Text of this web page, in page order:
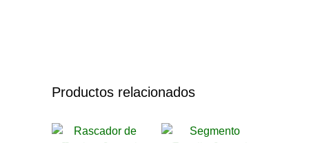
Productos relacionados